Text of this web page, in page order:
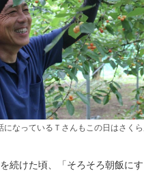
なっているＴさんもこの日はさくら
続けた頃、「そろそろ朝飯にす